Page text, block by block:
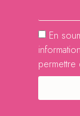
En
permettre